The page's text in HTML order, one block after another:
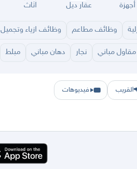
أجهزة عقار ديل اثاث
وظائف مطاعم وظائف ازياء وتجميل
مقاول مباني نجار دهان مباني مبلط
الطايفتبوك عسير
القريب فيديوهات